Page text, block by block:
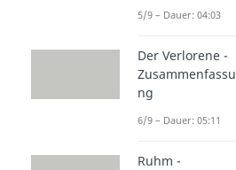
5/9 – Dauer: 04:03
Der Verlorene -
Zusammenfassu
ng
6/9 – Dauer: 05:11
Ruhm -